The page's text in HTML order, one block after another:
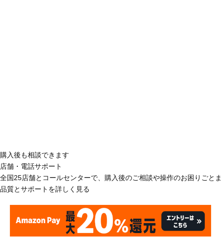
購入後も相談できます
店舗・電話サポート
全国25店舗とコールセンターで、購入後のご相談や操作のお困りごと
品質とサポートを詳しく見る